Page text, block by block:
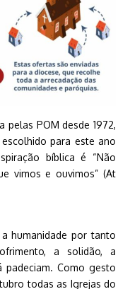
pelas POM desde 1972,
para este ano
bíblica é “Não
vimos e ouvimos” (At
humanidade por tanto
a solidão, a
padeciam. Como gesto
todas as Igrejas do